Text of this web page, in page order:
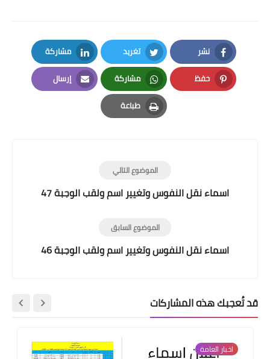
نشر
Facebook
تغريد
Twitter
مشاركة
LinkedIn
حفظ
Pinterest
مشاركة
Whatsapp
إرسال
Email
طباعة
Print
الموضوع التالي
اسماء نقل النفوس وتغيير اسم ولقب الوجبة 47
الموضوع السابق
اسماء نقل النفوس وتغيير اسم ولقب الوجبة 46
قد تُعجبك هذه المشاركات
اخبار العامة